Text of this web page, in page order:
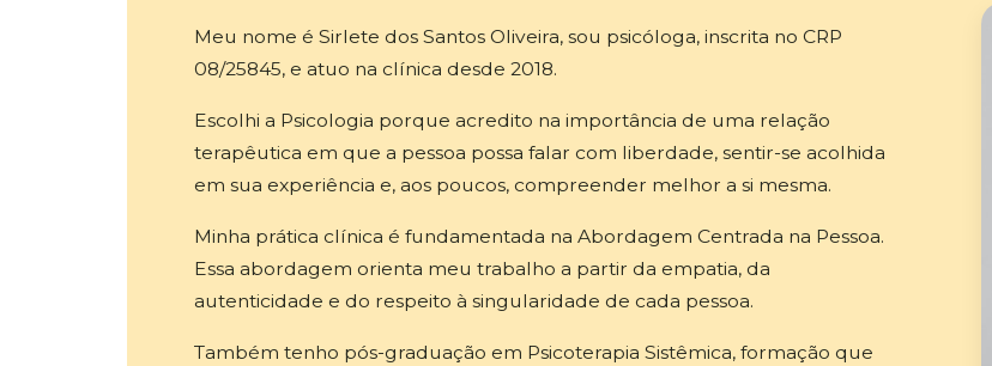
Meu nome é Sirlete dos Santos Oliveira, sou psicóloga, inscrita no CRP
08/25845, e atuo na clínica desde 2018.
Escolhi a Psicologia porque acredito na importância de uma relação
terapêutica em que a pessoa possa falar com liberdade, sentir-se acolhida
em sua experiência e, aos poucos, compreender melhor a si mesma.
Minha prática clínica é fundamentada na Abordagem Centrada na Pessoa.
Essa abordagem orienta meu trabalho a partir da empatia, da
autenticidade e do respeito à singularidade de cada pessoa.
Também tenho pós-graduação em Psicoterapia Sistêmica, formação que